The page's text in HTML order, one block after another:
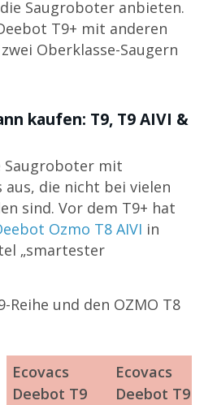
Saugroboter anbieten.
T9+ mit anderen
Oberklasse-Saugern
kaufen: T9, T9 AIVI &
Saugroboter mit
aus, die nicht bei vielen
sind. Vor dem T9+ hat
Ozmo T8 AIVI in
„smartester
und den OZMO T8
Ecovacs
Deebot T9
Ecovacs
Deebot T9